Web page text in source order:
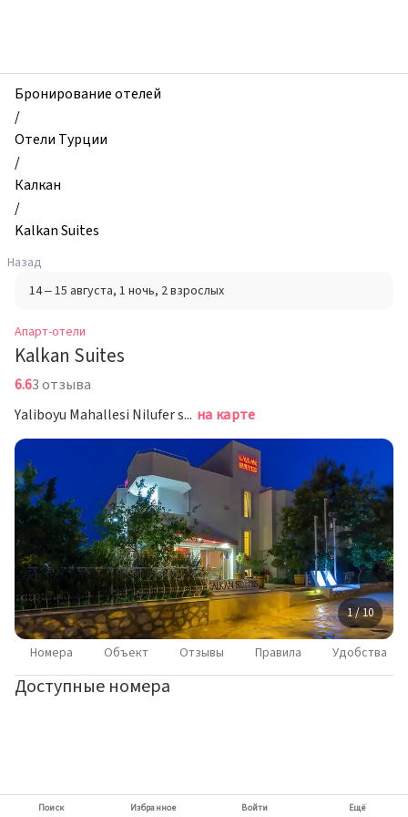
отели,
Kalkan
Suites,
Калкан,
Турция
Бронирование отелей
/
Отели Турции
/
Калкан
/
Kalkan Suites
Назад
14 – 15 августа, 1 ночь, 2 взрослых
Апарт-отели
Kalkan Suites
6.63 отзыва
Yaliboyu Mahallesi Nilufer sokak No-1, Калкан на карте
1 / 10
Номера Объект Отзывы Правила Удобства
Доступные номера
Поиск Избранное Войти Ещё